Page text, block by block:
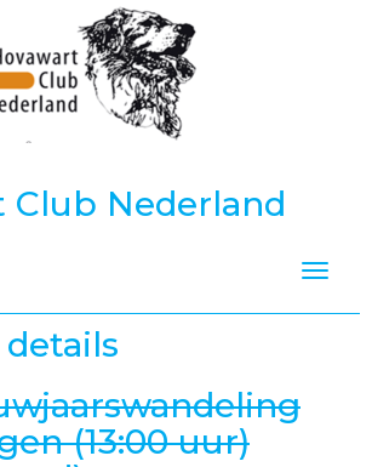
Club Nederland
(13:00 uur)